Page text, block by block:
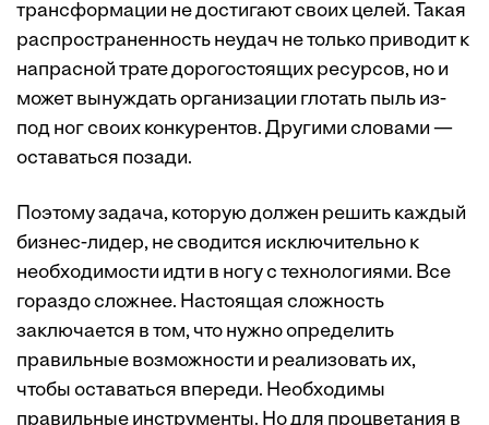
трансформации не достигают своих целей. Такая
распространенность неудач не только приводит к
напрасной трате дорогостоящих ресурсов, но и
может вынуждать организации глотать пыль из-
под ног своих конкурентов. Другими словами —
оставаться позади.
Поэтому задача, которую должен решить каждый
бизнес-лидер, не сводится исключительно к
необходимости идти в ногу с технологиями. Все
гораздо сложнее. Настоящая сложность
заключается в том, что нужно определить
правильные возможности и реализовать их,
чтобы оставаться впереди. Необходимы
правильные инструменты. Но для процветания в